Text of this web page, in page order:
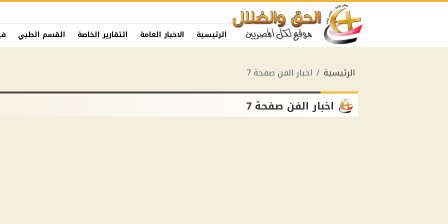
الرئيسية الاخبار العامة التقارير الخاصة القسم الطبي
الرئيسية اخبار الفن صفحة 7
اخبار الفن صفحة 7